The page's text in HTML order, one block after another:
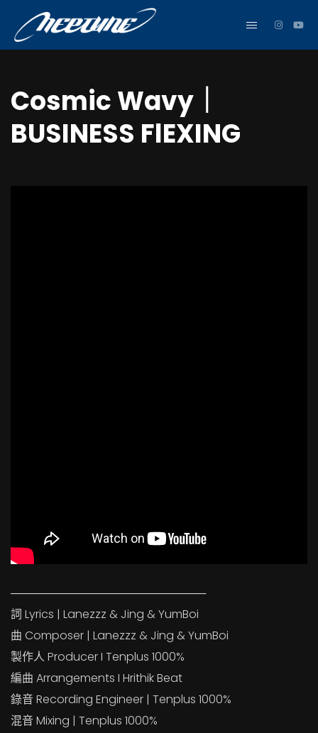
Cosmic Wavy｜
BUSINESS FlEXING
─────────────────────────
詞 Lyrics | Lanezzz & Jing & YumBoi
曲 Composer | Lanezzz & Jing & YumBoi
製作人 Producer I Tenplus 1000%
編曲 Arrangements I Hrithik Beat
錄音 Recording Engineer | Tenplus 1000%
混音 Mixing | Tenplus 1000%